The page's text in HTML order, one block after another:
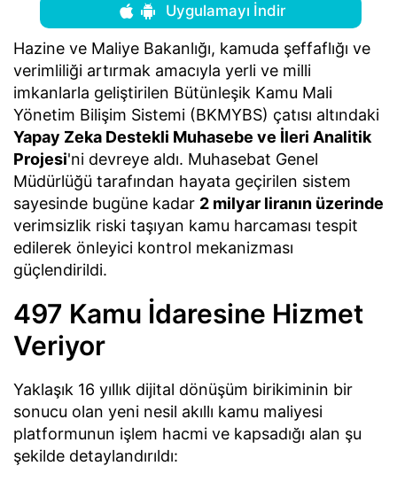
Uygulamayı İndir
Hazine ve Maliye Bakanlığı, kamuda şeffaflığı ve
verimliliği artırmak amacıyla yerli ve milli
imkanlarla geliştirilen Bütünleşik Kamu Mali
Yönetim Bilişim Sistemi (BKMYBS) çatısı altındaki
Yapay Zeka Destekli Muhasebe ve İleri Analitik
Projesi'ni devreye aldı. Muhasebat Genel
Müdürlüğü tarafından hayata geçirilen sistem
sayesinde bugüne kadar 2 milyar liranın üzerinde
verimsizlik riski taşıyan kamu harcaması tespit
edilerek önleyici kontrol mekanizması
güçlendirildi.
497 Kamu İdaresine Hizmet
Veriyor
Yaklaşık 16 yıllık dijital dönüşüm birikiminin bir
sonucu olan yeni nesil akıllı kamu maliyesi
platformunun işlem hacmi ve kapsadığı alan şu
şekilde detaylandırıldı: